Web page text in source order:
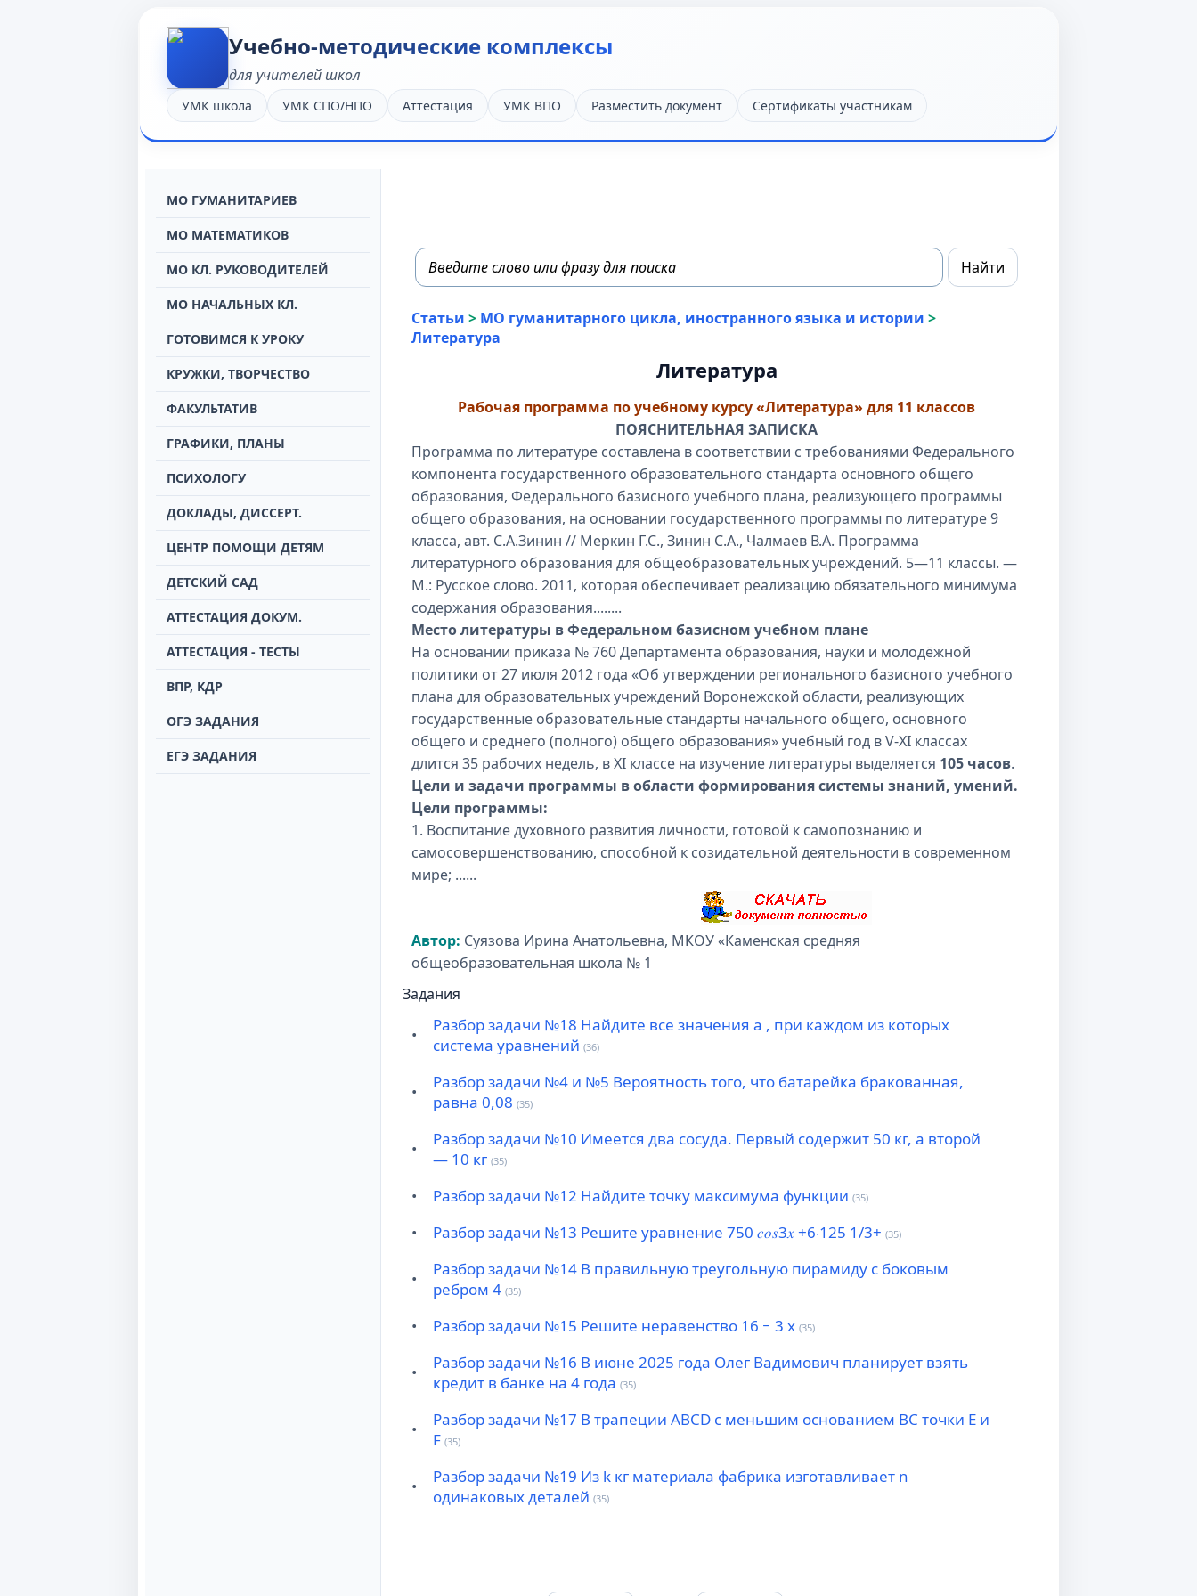
Учебно-методические комплексы
для учителей школ
УМК школа УМК СПО/НПО Аттестация УМК ВПО Разместить документ Сертификаты участникам
МО ГУМАНИТАРИЕВ
МО МАТЕМАТИКОВ
МО КЛ. РУКОВОДИТЕЛЕЙ
МО НАЧАЛЬНЫХ КЛ.
ГОТОВИМСЯ К УРОКУ
КРУЖКИ, ТВОРЧЕСТВО
ФАКУЛЬТАТИВ
ГРАФИКИ, ПЛАНЫ
ПСИХОЛОГУ
ДОКЛАДЫ, ДИССЕРТ.
ЦЕНТР ПОМОЩИ ДЕТЯМ
ДЕТСКИЙ САД
АТТЕСТАЦИЯ ДОКУМ.
АТТЕСТАЦИЯ - ТЕСТЫ
ВПР, КДР
ОГЭ ЗАДАНИЯ
ЕГЭ ЗАДАНИЯ
Статьи > МО гуманитарного цикла, иностранного языка и истории >
Литература
Литература
Рабочая программа по учебному курсу «Литература» для 11 классов
ПОЯСНИТЕЛЬНАЯ ЗАПИСКА
Программа по литературе составлена в соответствии с требованиями Федерального
компонента государственного образовательного стандарта основного общего
образования, Федерального базисного учебного плана, реализующего программы
общего образования, на основании государственного программы по литературе 9
класса, авт. С.А.Зинин // Меркин Г.С., Зинин С.А., Чалмаев В.А. Программа
литературного образования для общеобразовательных учреждений. 5—11 классы. —
М.: Русское слово. 2011, которая обеспечивает реализацию обязательного минимума
содержания образования........
Место литературы в Федеральном базисном учебном плане
На основании приказа № 760 Департамента образования, науки и молодёжной
политики от 27 июля 2012 года «Об утверждении регионального базисного учебного
плана для образовательных учреждений Воронежской области, реализующих
государственные образовательные стандарты начального общего, основного
общего и среднего (полного) общего образования» учебный год в V-XI классах
длится 35 рабочих недель, в XI классе на изучение литературы выделяется 105 часов.
Цели и задачи программы в области формирования системы знаний, умений.
Цели программы:
1. Воспитание духовного развития личности, готовой к самопознанию и
самосовершенствованию, способной к созидательной деятельности в современном
мире; ......
Автор: Суязова Ирина Анатольевна, МКОУ «Каменская средняя
общеобразовательная школа № 1
Задания
•
Разбор задачи №18 Найдите все значения a , при каждом из которых
система уравнений (36)
•
Разбор задачи №4 и №5 Вероятность того, что батарейка бракованная,
равна 0,08 (35)
•
Разбор задачи №10 Имеется два сосуда. Первый содержит 50 кг, а второй
— 10 кг (35)
• Разбор задачи №12 Найдите точку максимума функции (35)
• Разбор задачи №13 Решите уравнение 750 𝑐𝑜𝑠3𝑥 +6⋅125 1/3+ (35)
•
Разбор задачи №14 В правильную треугольную пирамиду с боковым
ребром 4 (35)
• Разбор задачи №15 Решите неравенство 16 − 3 x (35)
•
Разбор задачи №16 В июне 2025 года Олег Вадимович планирует взять
кредит в банке на 4 года (35)
•
Разбор задачи №17 В трапеции ABCD с меньшим основанием BC точки E и
F (35)
•
Разбор задачи №19 Из k кг материала фабрика изготавливает n
одинаковых деталей (35)